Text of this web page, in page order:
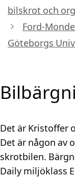
bilskrot och
Ford-
Göteborgs
Det är Kristoffer
Det är någon av
skrotbilen.
Daily miljöklass